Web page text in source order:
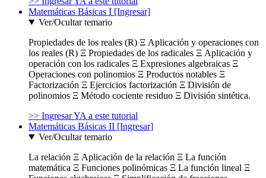
Matemáticas Básicas I [Ingresar]
Ver/Ocultar temario
Propiedades de los reales (R) Ξ Aplicación y operaciones con
los reales (R) Ξ Propiedades de los radicales Ξ Aplicación y
operación con los radicales Ξ Expresiones algebraicas Ξ
Operaciones con polinomios Ξ Productos notables Ξ
Factorización Ξ Ejercicios factorización Ξ División de
polinomios Ξ Método cociente residuo Ξ División sintética.
>> Ingresar YA a este tutorial
Matemáticas Básicas II [Ingresar]
Ver/Ocultar temario
La relación Ξ Aplicación de la relación Ξ La función
matemática Ξ Funciones polinómicas Ξ La función lineal Ξ